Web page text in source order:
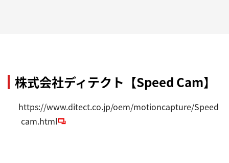
株式会社ディテクト【Speed Cam】
https://www.ditect.co.jp/oem/motioncapture/Speed
cam.html